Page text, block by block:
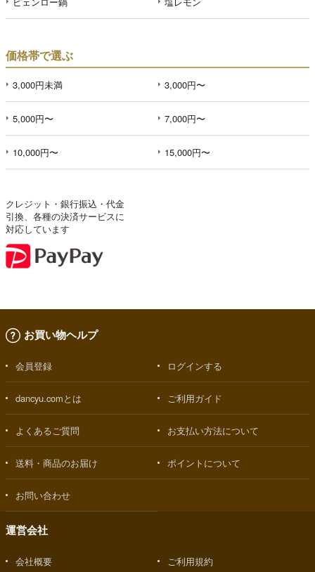
価格帯で選ぶ
3,000円未満 3,000円〜
5,000円〜 7,000円〜
10,000円〜 15,000円〜
クレジット・銀行振込・代金
引換、各種の決済サービスに
対応しています
お買い物ヘルプ
会員登録 ログインする
dancyu.comとは ご利用ガイド
よくあるご質問 お支払い方法について
送料・商品のお届け ポイントについて
お問い合わせ
運営会社
会社概要 ご利用規約